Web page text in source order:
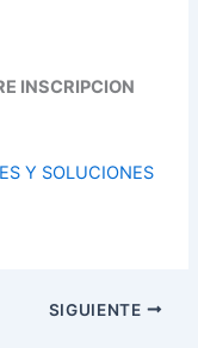
INSCRIPCION
Y SOLUCIONES
SIGUIENTE